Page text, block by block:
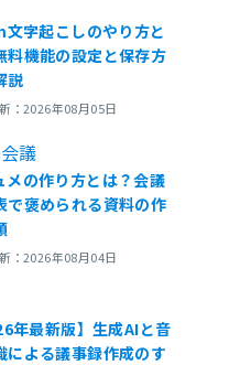
字起こしのやり方と
料機能の設定と保存方
説
：2026年08月05日
議
メの作り方とは？会議
で褒められる資料の作
：2026年08月04日
年最新版】生成AIと音
による議事録作成のす